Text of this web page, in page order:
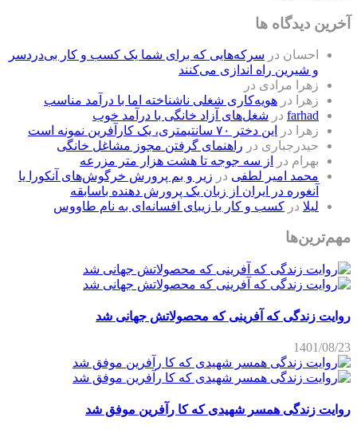
آخرین دیدگاه ها
احسان در سرکه‌هایی که برای شما یک کسب و کار بی‌دردسر
و شیرین راه اندازی می‌کنند
زهرا مرادی در
زهرا
در هویه‌کاری شغلی ناشناخته اما با درآمد مناسب
farhad در شغل‌های آزاد خانگی با درآمد خوب
زهرا
در
این دختر ۷۰ سانتیمتری، یک کارآفرین نمونه است
حیدرجباری در راهنمای گرفتن مجوز مشاغل خانگی
بهرام در
از سه جوجه تا هشت هزار متر مزرعه
محمد امیر لطفی در زیر و بم پرورش خرگوش‌های آنکورا یا
آنغوره در ایران از زبان یک پرورش دهنده باسابقه
لیلا در کسب و کار با زیبای افسانه‌ای به نام طاووس
مهم‌ترین‌ها
روایت زندگی که آفرینی که محصولاتش جهانی شد
1401/08/23
روایت زندگی همسر شهیدی که کا رآفرین موفق شد